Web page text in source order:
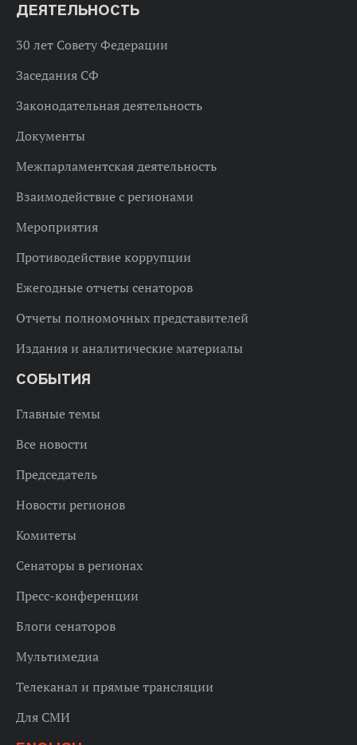
ДЕЯТЕЛЬНОСТЬ
30 лет Совету Федерации
Заседания СФ
Законодательная деятельность
Документы
Межпарламентская деятельность
Взаимодействие с регионами
Мероприятия
Противодействие коррупции
Ежегодные отчеты сенаторов
Отчеты полномочных представителей
Издания и аналитические материалы
СОБЫТИЯ
Главные темы
Все новости
Председатель
Новости регионов
Комитеты
Сенаторы в регионах
Пресс-конференции
Блоги сенаторов
Мультимедиа
Телеканал и прямые трансляции
Для СМИ